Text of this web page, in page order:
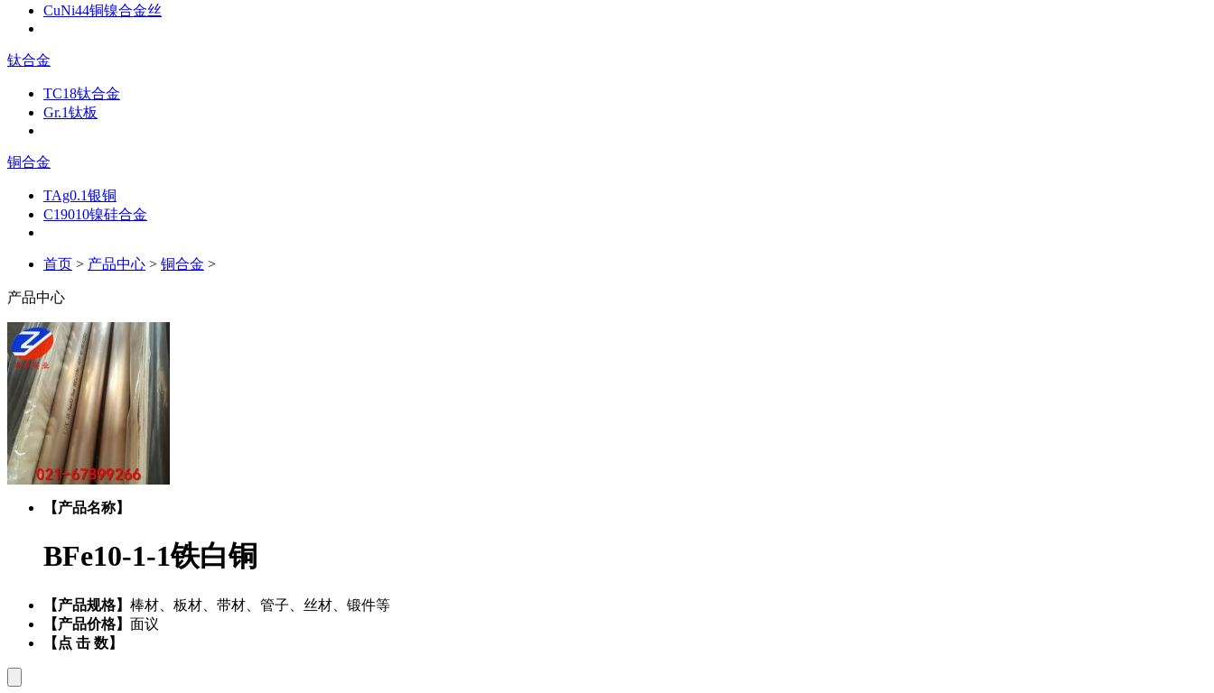
CuNi44铜镍合金丝
钛合金
TC18钛合金
Gr.1钛板
铜合金
TAg0.1银铜
C19010镍硅合金
首页 > 产品中心 > 铜合金 >
产品中心
【产品名称】
BFe10-1-1铁白铜
【产品规格】 棒材、板材、带材、管子、丝材、锻件等
【产品价格】 面议
【点 击 数】